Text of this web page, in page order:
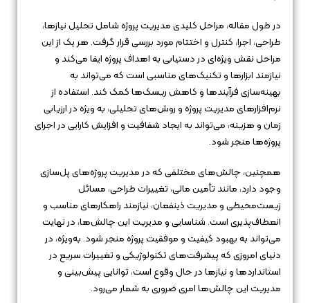
در طول مقاله، مراحل کلیدی مدیریت پروژه شامل تحلیل نیازها،
طراحی، اجرا، کنترل و اختتام مورد بررسی قرار گرفت. هر یک از این
مراحل نقش ویژه‌ای در دستیابی به اهداف پروژه ایفا می‌کند و
نیازمند ابزارها و تکنیک‌های مناسبی است که می‌تواند به
بهینه‌سازی فرآیندها و کاهش ریسک‌ها کمک کند. استفاده از
نرم‌افزارهای مدیریت پروژه و روش‌های تحلیلی، به ویژه در ارزیابی
زمان و هزینه، می‌تواند به ایجاد شفافیت و افزایش کارایی در اجرای
پروژه‌ها منجر شود.
همچنین، چالش‌های مختلفی که در مدیریت پروژه‌های پل‌سازی
وجود دارد، مانند تأمین مالی، تغییرات طراحی، مسائل
زیست‌محیطی و مدیریت ذینفعان، نیازمند راهکارهای مناسب و
انعطاف‌پذیری است. شناسایی و مدیریت این چالش‌ها، در نهایت
می‌تواند به بهبود کیفیت و موفقیت پروژه منجر شود. به‌ویژه، در
دنیای امروزی که پیشرفت‌های تکنولوژیکی و تغییرات سریع در
استانداردها و نیازها در حال وقوع است، توانایی پیش‌بینی و
مدیریت این چالش‌ها امری ضروری به شمار می‌رود.